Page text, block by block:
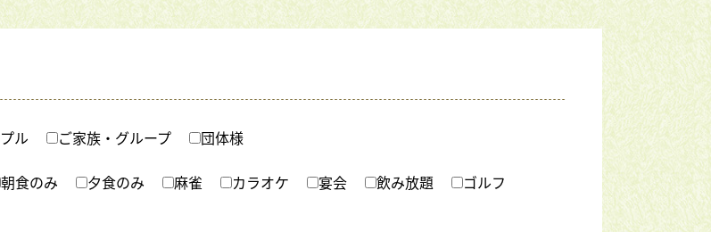
ル ご家族・グループ 団体様
朝食のみ 夕食のみ 麻雀 カラオケ 宴会 飲み放題 ゴルフ